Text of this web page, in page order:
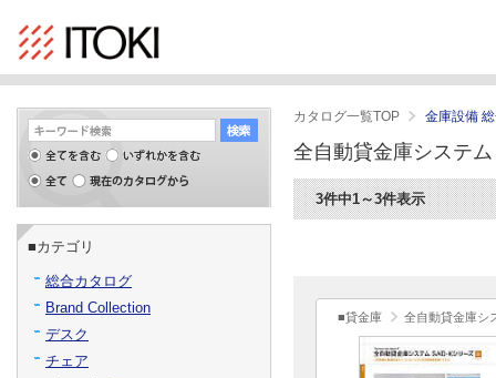
カタログ一覧TOP 金庫設備
全自動貸金庫システ
3件中1～3件表示
■貸金庫 全自動貸金庫
■カテゴリ
総合カタログ
Brand Collection
デスク
チェア